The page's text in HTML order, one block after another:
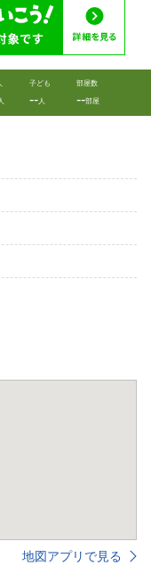
子ども
--人
部屋数
--部屋
地図アプリで見る